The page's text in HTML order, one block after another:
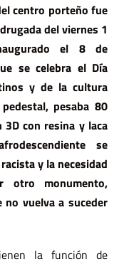
centro porteño fue
del viernes 1
el 8 de
se celebra el Día
y de la cultura
pesaba 80
con resina y laca
se
y la necesidad
monumento,
no vuelva a suceder
la función de